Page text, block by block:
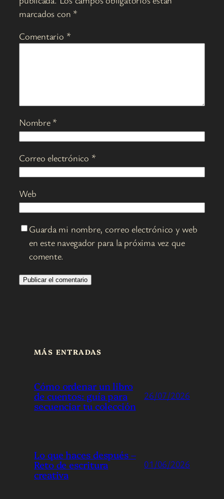
marcados con *
Comentario *
Nombre *
Correo electrónico *
Web
Guarda mi nombre, correo electrónico y web
en este navegador para la próxima vez que
comente.
MÁS ENTRADAS
Cómo ordenar un libro
de cuentos: guía para
secuenciar tu colección
26/07/2026
Lo que haces después –
Reto de escritura
creativa
01/06/2026